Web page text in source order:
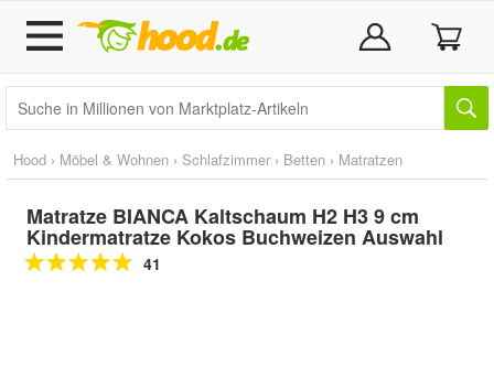
Hood › Möbel & Wohnen › Schlafzimmer › Betten › Matratzen
Matratze BIANCA Kaltschaum H2 H3 9 cm
Kindermatratze Kokos Buchweizen Auswahl
41